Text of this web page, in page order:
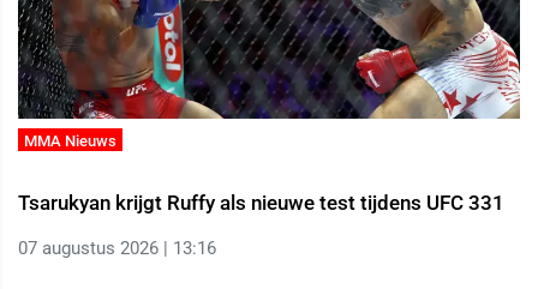
MMA Nieuws
Tsarukyan krijgt Ruffy als nieuwe test tijdens UFC 331
07 augustus 2026 | 13:16